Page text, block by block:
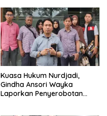
Kuasa Hukum Nurdjadi,
Gindha Ansori Wayka
Laporkan Penyerobotan